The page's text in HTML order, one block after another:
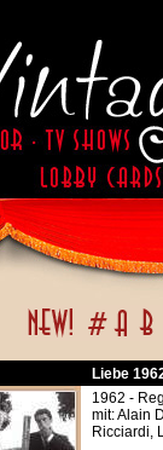
Liebe
1962 -
mit: Alain
Ricciardi,